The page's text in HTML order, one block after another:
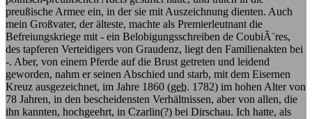
preußische Armee ein, in der sie mit Auszeichnung dienten. Auch
mein Großvater, der älteste, machte als Premierleutnant die
Befreiungskriege mit - ein Belobigungsschreiben de CoubiÃ¨res,
des tapferen Verteidigers von Graudenz, liegt den Familienakten bei
-. Aber, von einem Pferde auf die Brust getreten und leidend
geworden, nahm er seinen Abschied und starb, mit dem Eisernen
Kreuz ausgezeichnet, im Jahre 1860 (geb. 1782) im hohen Alter von
78 Jahren, in den bescheidensten Verhältnissen, aber von allen, die
ihn kannten, hochgeehrt, in Czarlin(?) bei Dirschau. Ich hatte, als